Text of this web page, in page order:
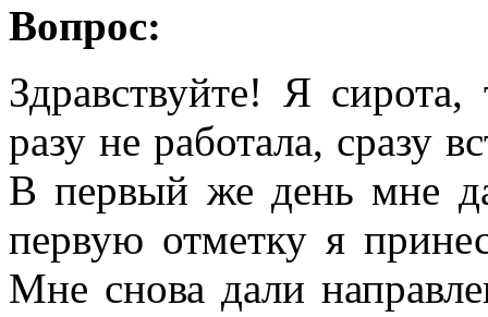
Вопрос:
Здравствуйте! Я
разу не работала, сразу
В первый же день мне
первую отметку я
Мне снова дали